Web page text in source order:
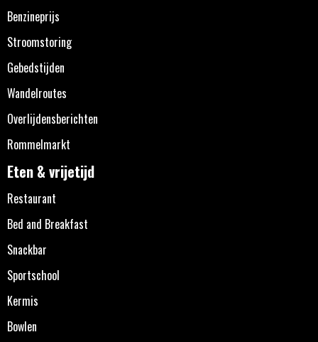
Benzineprijs
Stroomstoring
Gebedstijden
Wandelroutes
Overlijdensberichten
Rommelmarkt
Eten & vrijetijd
Restaurant
Bed and Breakfast
Snackbar
Sportschool
Kermis
Bowlen